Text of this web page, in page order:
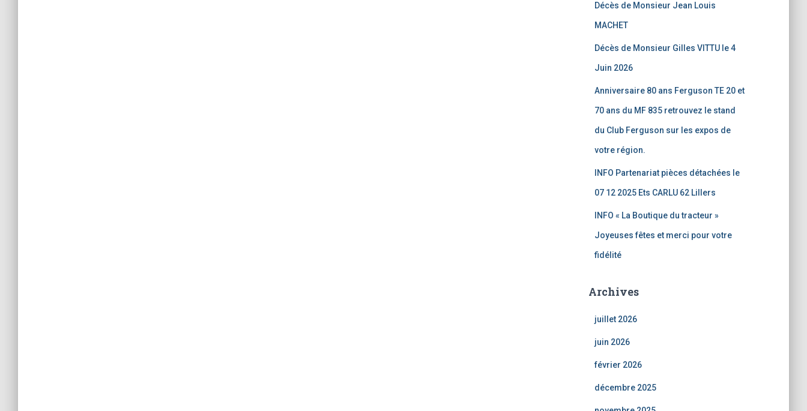
Décès de Monsieur Jean Louis
MACHET
Décès de Monsieur Gilles VITTU le 4
Juin 2026
Anniversaire 80 ans Ferguson TE 20 et
70 ans du MF 835 retrouvez le stand
du Club Ferguson sur les expos de
votre région.
INFO Partenariat pièces détachées le
07 12 2025 Ets CARLU 62 Lillers
INFO « La Boutique du tracteur »
Joyeuses fêtes et merci pour votre
fidélité
Archives
juillet 2026
juin 2026
février 2026
décembre 2025